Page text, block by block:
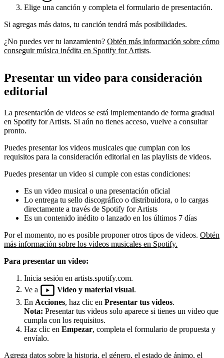
Elige una canción y completa el formulario de presentación.
Si agregas más datos, tu canción tendrá más posibilidades.
¿No puedes ver tu lanzamiento? Obtén más información sobre cómo
conseguir música inédita en Spotify for Artists.
Presentar un video para consideración
editorial
La presentación de videos se está implementando de forma gradual
en Spotify for Artists. Si aún no tienes acceso, vuelve a consultar
pronto.
Puedes presentar los videos musicales que cumplan con los
requisitos para la consideración editorial en las playlists de videos.
Puedes presentar un video si cumple con estas condiciones:
Es un video musical o una presentación oficial
Lo entrega tu sello discográfico o distribuidora, o lo cargas
directamente a través de Spotify for Artists
Es un contenido inédito o lanzado en los últimos 7 días
Por el momento, no es posible proponer otros tipos de videos. Obtén
más información sobre los videos musicales en Spotify.
Para presentar un video:
Inicia sesión en artists.spotify.com.
Ve a
Video y material visual
En Acciones, haz clic en Presentar tus videos.
Nota: Presentar tus videos solo aparece si tienes un video que
cumpla con los requisitos.
Haz clic en Empezar, completa el formulario de propuesta y
envíalo.
Agrega datos sobre la historia, el género, el estado de ánimo, el